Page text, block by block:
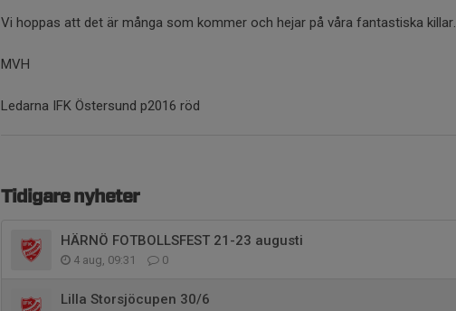
Vi hoppas att det är många som kommer och hejar på våra fantastiska killar.
MVH
Ledarna IFK Östersund p2016 röd
Tidigare nyheter
HÄRNÖ FOTBOLLSFEST 21-23 augusti
4 aug, 09:31 0
Lilla Storsjöcupen 30/6